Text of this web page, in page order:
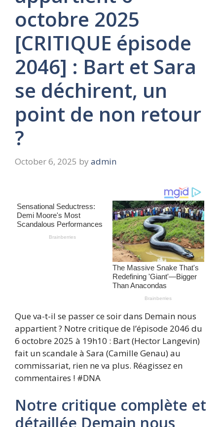
octobre 2025
[CRITIQUE épisode
2046] : Bart et Sara
se déchirent, un
point de non retour
?
October 6, 2025 by admin
Que va-t-il se passer ce soir dans Demain nous
appartient ? Notre critique de l’épisode 2046 du
6 octobre 2025 à 19h10 : Bart (Hector Langevin)
fait un scandale à Sara (Camille Genau) au
commissariat, rien ne va plus. Réagissez en
commentaires ! #DNA
Notre critique complète et
détaillée Demain nous